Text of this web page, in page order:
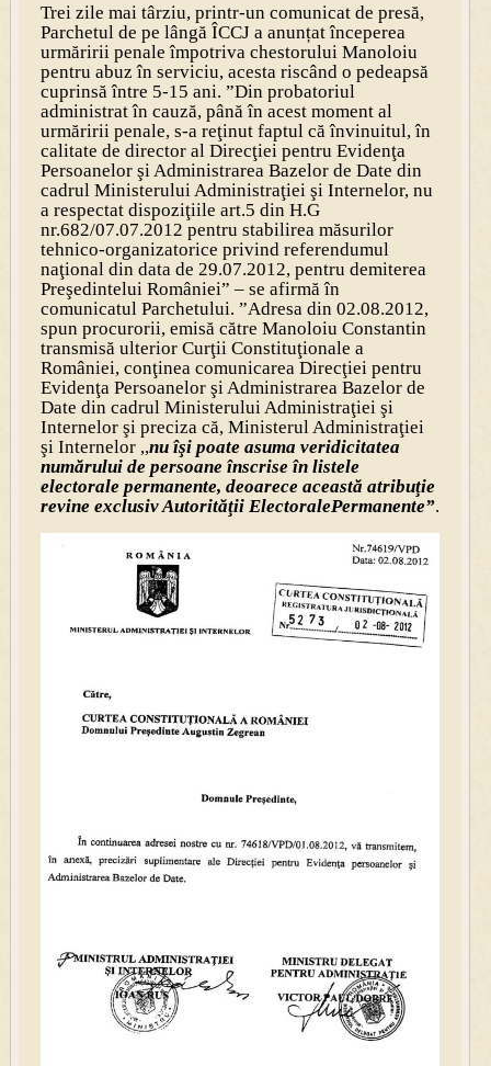
Trei zile mai târziu, printr-un comunicat de presă,
Parchetul de pe lângă ÎCCJ a anunțat începerea
urmăririi penale împotriva chestorului Manoloiu
pentru abuz în serviciu, acesta riscând o pedeapsă
cuprinsă între 5-15 ani. ”Din probatoriul
administrat în cauză, până în acest moment al
urmăririi penale, s-a reţinut faptul că învinuitul, în
calitate de director al Direcţiei pentru Evidenţa
Persoanelor şi Administrarea Bazelor de Date din
cadrul Ministerului Administraţiei şi Internelor, nu
a respectat dispoziţiile art.5 din H.G
nr.682/07.07.2012 pentru stabilirea măsurilor
tehnico-organizatorice privind referendumul
naţional din data de 29.07.2012, pentru demiterea
Preşedintelui României” – se afirmă în
comunicatul Parchetului. ”Adresa din 02.08.2012,
spun procurorii, emisă către Manoloiu Constantin
transmisă ulterior Curţii Constituţionale a
României, conţinea comunicarea Direcţiei pentru
Evidenţa Persoanelor şi Administrarea Bazelor de
Date din cadrul Ministerului Administraţiei şi
Internelor şi preciza că, Ministerul Administraţiei
şi Internelor ,,nu îşi poate asuma veridicitatea
numărului de persoane înscrise în listele
electorale permanente, deoarece această atribuţie
revine exclusiv Autorităţii ElectoralePermanente”.